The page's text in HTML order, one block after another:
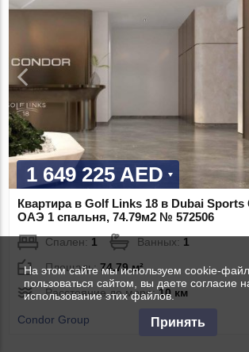
1 649 225 AED
Квартира в Golf Links 18 в Dubai Sports
ОАЭ 1 спальня, 74.79м2 № 572506
Спален: 1 Ванных: 1
Площадь:74.79 м²
Расстояние до моря:10 км
Condor Group
На этом сайте мы используем cookie-
пользоваться сайтом, вы даете согласие
использование этих файлов.
Принять